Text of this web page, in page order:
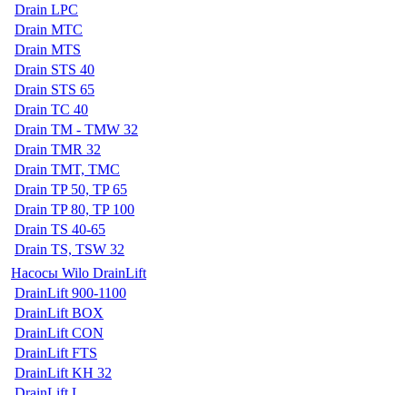
Drain LPC
Drain MTC
Drain MTS
Drain STS 40
Drain STS 65
Drain TC 40
Drain TM - TMW 32
Drain TMR 32
Drain TMT, TMC
Drain TP 50, TP 65
Drain TP 80, TP 100
Drain TS 40-65
Drain TS, TSW 32
Насосы Wilo DrainLift
DrainLift 900-1100
DrainLift BOX
DrainLift CON
DrainLift FTS
DrainLift KH 32